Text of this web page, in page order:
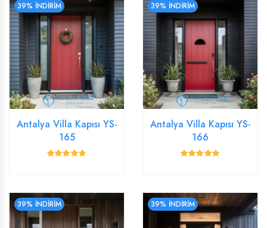
39% İNDİRİM
Antalya Villa Kapısı YS-
165
39% İNDİRİM
Antalya Villa Kapısı YS-
166
39% İNDİRİM 39% İNDİRİM